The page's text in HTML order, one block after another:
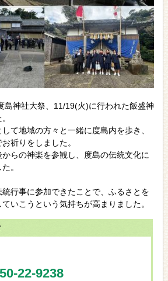
島神社大祭、11/19(火)に行われた飯盛神
て地域の方々と一緒に度島内を歩き、
祈りをしました。
らの神楽を参観し、度島の伝統文化に
。
行事に参加できたことで、ふるさとを
いこうという気持ちが高まりました。
22-9238